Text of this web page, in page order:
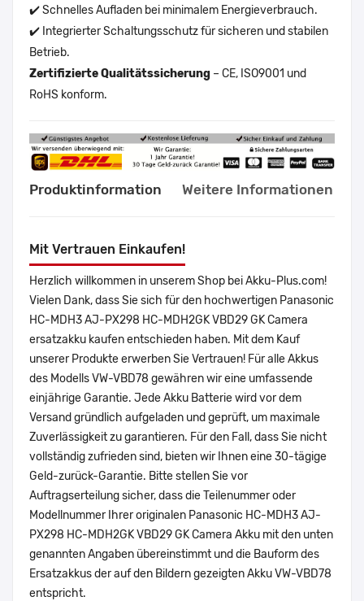
✔️ Schnelles Aufladen bei minimalem Energieverbrauch.
✔️ Integrierter Schaltungsschutz für sicheren und stabilen
Betrieb.
Zertifizierte Qualitätssicherung – CE, ISO9001 und
RoHS konform.
Produktinformation Weitere Informationen
Mit Vertrauen Einkaufen!
Herzlich willkommen in unserem Shop bei Akku-Plus.com!
Vielen Dank, dass Sie sich für den hochwertigen Panasonic
HC-MDH3 AJ-PX298 HC-MDH2GK VBD29 GK Camera
ersatzakku kaufen entschieden haben. Mit dem Kauf
unserer Produkte erwerben Sie Vertrauen! Für alle Akkus
des Modells VW-VBD78 gewähren wir eine umfassende
einjährige Garantie. Jede Akku Batterie wird vor dem
Versand gründlich aufgeladen und geprüft, um maximale
Zuverlässigkeit zu garantieren. Für den Fall, dass Sie nicht
vollständig zufrieden sind, bieten wir Ihnen eine 30-tägige
Geld-zurück-Garantie. Bitte stellen Sie vor
Auftragserteilung sicher, dass die Teilenummer oder
Modellnummer Ihrer originalen Panasonic HC-MDH3 AJ-
PX298 HC-MDH2GK VBD29 GK Camera Akku mit den unten
genannten Angaben übereinstimmt und die Bauform des
Ersatzakkus der auf den Bildern gezeigten Akku VW-VBD78
entspricht.